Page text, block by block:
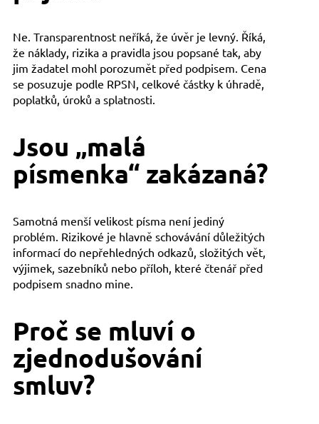
Ne. Transparentnost neříká, že úvěr je levný. Říká,
že náklady, rizika a pravidla jsou popsané tak, aby
jim žadatel mohl porozumět před podpisem. Cena
se posuzuje podle RPSN, celkové částky k úhradě,
poplatků, úroků a splatnosti.
Jsou „malá
písmenka“ zakázaná?
Samotná menší velikost písma není jediný
problém. Rizikové je hlavně schovávání důležitých
informací do nepřehledných odkazů, složitých vět,
výjimek, sazebníků nebo příloh, které čtenář před
podpisem snadno mine.
Proč se mluví o
zjednodušování
smluv?